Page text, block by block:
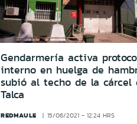
Gendarmería activa
interno en huelga de
subió al techo de la cárcel
Talca
REDMAULE 15/06/2021 - 12:24 HRS